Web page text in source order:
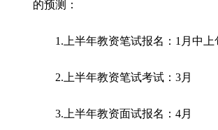
的预测：
1.上半年教资笔试报名：1月中上
2.上半年教资笔试考试：3月
3.上半年教资面试报名：4月